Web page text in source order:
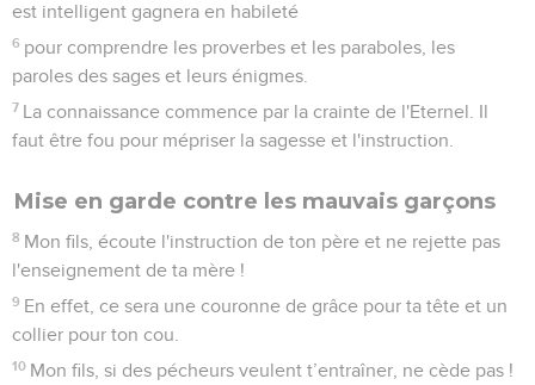
est intelligent gagnera en habileté
6 pour comprendre les proverbes et les paraboles, les
paroles des sages et leurs énigmes.
7 La connaissance commence par la crainte de l'Eternel. Il
faut être fou pour mépriser la sagesse et l'instruction.
Mise en garde contre les mauvais garçons
8 Mon fils, écoute l'instruction de ton père et ne rejette pas
l'enseignement de ta mère !
9 En effet, ce sera une couronne de grâce pour ta tête et un
collier pour ton cou.
10 Mon fils, si des pécheurs veulent t’entraîner, ne cède pas !